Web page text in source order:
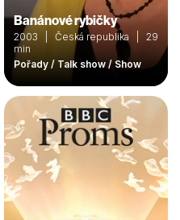
Banánové rybičky
2003 | Česká republika | 29
min
Pořady / Talk show / Show